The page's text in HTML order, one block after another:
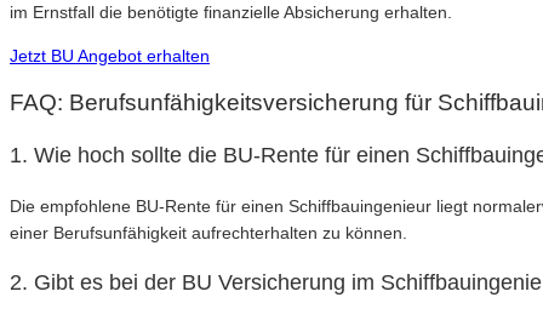
im Ernstfall die benötigte finanzielle Absicherung erhalten.
Jetzt BU Angebot erhalten
FAQ: Berufsunfähigkeitsversicherung für
1. Wie hoch sollte die BU-Rente für einen
Die empfohlene BU-Rente für einen Schiffbauingenieur liegt
einer Berufsunfähigkeit aufrechterhalten zu können.
2. Gibt es bei der BU Versicherung im